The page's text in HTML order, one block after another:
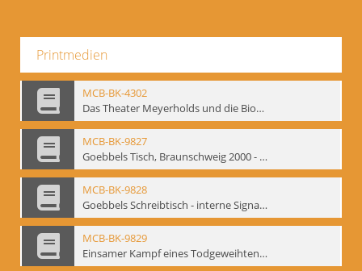
Printmedien
MCB-BK-4302
Das Theater Meyerholds und die Biomechanik
MCB-BK-9827
Goebbels Tisch, Braunschweig 2000 - interne Signatur: BM-prt-21-2
MCB-BK-9828
Goebbels Schreibtisch - interne Signatur: BM-prt-21-3
MCB-BK-9829
Einsamer Kampf eines Todgeweihten. Uraufführung von Farid Nagims Monodrama ,Goebbels' Tisch' im LOT-Theater - interne Signatur: BM-prt-21-4